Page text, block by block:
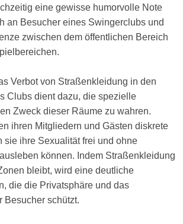
eine gewisse humorvolle Note
an Besucher eines Swingerclubs und
zwischen dem öffentlichen Bereich
Verbot von Straßenkleidung in den
Clubs dient dazu, die spezielle
Zweck dieser Räume zu wahren.
ihren Mitgliedern und Gästen diskrete
sie ihre Sexualität frei und ohne
können. Indem Straßenkleidung
bleibt, wird eine deutliche
die die Privatsphäre und das
Besucher schützt.